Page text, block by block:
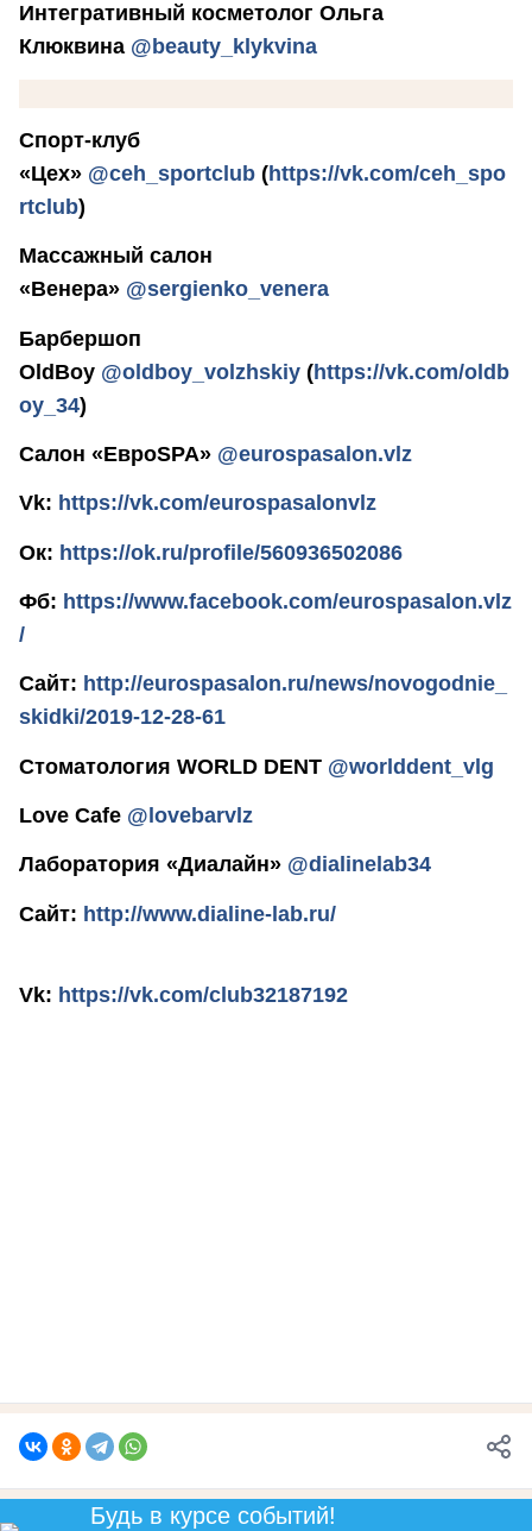
Интегративный косметолог Ольга
Клюквина @beauty_klykvina
Спорт-клуб
«Цех» @ceh_sportclub (https://vk.com/ceh_spo
rtclub)
Массажный салон
«Венера» @sergienko_venera
Барбершоп
OldBoy @oldboy_volzhskiy (https://vk.com/oldb
oy_34)
Салон «ЕвроSPA» @eurospasalon.vlz
Vk: https://vk.com/eurospasalonvlz
Ок: https://ok.ru/profile/560936502086
Фб: https://www.facebook.com/eurospasalon.vlz
/
Сайт: http://eurospasalon.ru/news/novogodnie_
skidki/2019-12-28-61
Стоматология WORLD DENT @worlddent_vlg
Love Cafe @lovebarvlz
Лаборатория «Диалайн» @dialinelab34
Сайт: http://www.dialine-lab.ru/
Vk: https://vk.com/club32187192
Будь в курсе событий!